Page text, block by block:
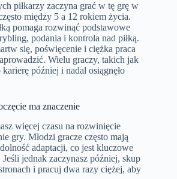
piłkarzy zaczyna grać w tę grę w
między 5 a 12 rokiem życia.
pomaga rozwinąć podstawowe
podania i kontrola nad piłką.
się, poświęcenie i ciężka praca
Wielu graczy, takich jak
karierę później i nadal osiągnęło
ma znaczenie
więcej czasu na rozwinięcie
gry. Młodzi gracze często mają
adaptacji, co jest kluczowe
jednak zaczynasz później, skup
i pracuj dwa razy ciężej, aby